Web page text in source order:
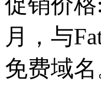
月，与
免费域